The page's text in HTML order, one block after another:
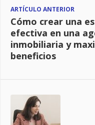
ARTÍCULO ANTERIOR
Cómo crear una
efectiva en una
inmobiliaria y
beneficios